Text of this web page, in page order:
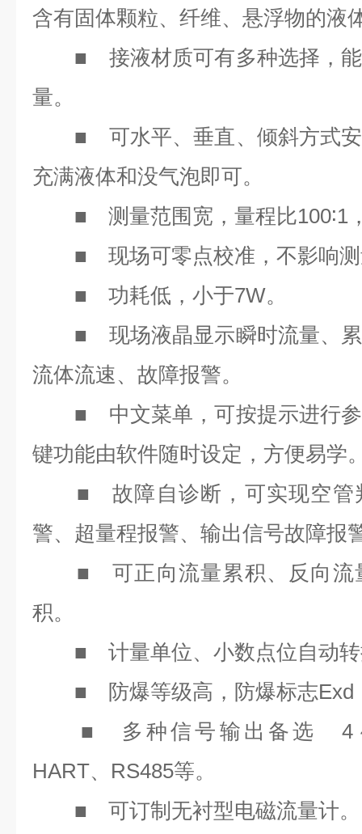
含有固体颗粒、纤维、悬浮物的液
■ 接液材质可有多种选择，
量。
■ 可水平、垂直、倾斜方式
充满液体和没气泡即可。
■ 测量范围宽，量程比100∶1
■ 现场可零点校准，不影响
■ 功耗低，小于7W。
■ 现场液晶显示瞬时流量、
流体流速、故障报警。
■ 中文菜单，可按提示进行
键功能由软件随时设定，方便易学
■ 故障自诊断，可实现空管
警、超量程报警、输出信号故障报
■ 可正向流量累积、反向流
积。
■ 计量单位、小数点位自动
■ 防爆等级高，防爆标志Exd
■
多种信号输出备选 4
HART、 RS485等。
■ 可订制无衬型电磁流量计。